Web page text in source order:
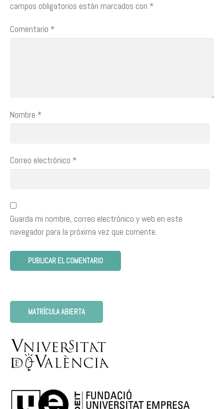
campos obligatorios están marcados con *
Comentario *
Nombre *
Correo electrónico *
Guarda mi nombre, correo electrónico y web en este
navegador para la próxima vez que comente.
MATRÍCULA ABIERTA